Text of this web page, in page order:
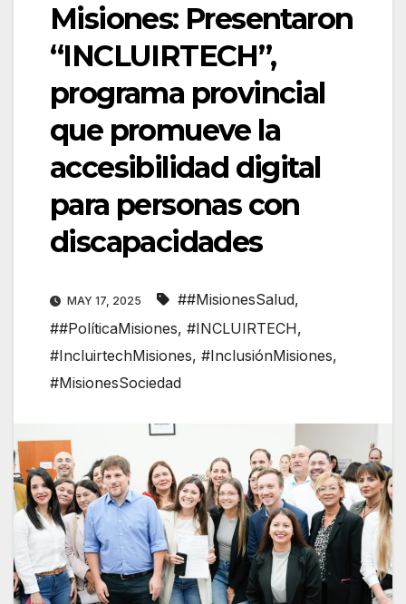
Misiones: Presentaron
“INCLUIRTECH”,
programa provincial
que promueve la
accesibilidad digital
para personas con
discapacidades
MAY 17, 2025 ##MisionesSalud,
##PolíticaMisiones, #INCLUIRTECH,
#IncluirtechMisiones, #InclusiónMisiones,
#MisionesSociedad